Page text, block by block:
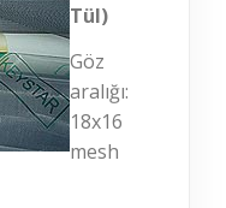
Tül)
Göz
aralığı:
18x16
mesh